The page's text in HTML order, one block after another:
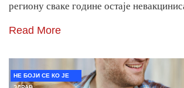
региону сваке године остаје
Read More
НЕ БОЈИ СЕ КО ЈЕ